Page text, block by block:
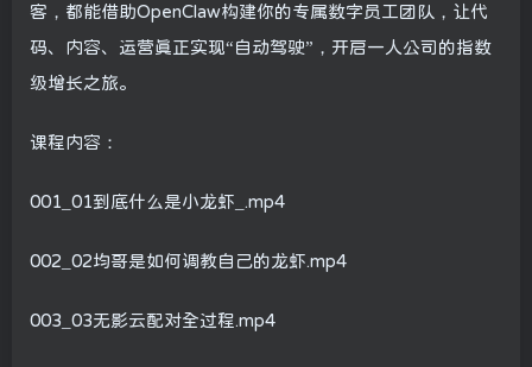
客，都能借助OpenClaw构建你的专属数字员工团队，让代
码、内容、运营真正实现“自动驾驶”，开启一人公司的指数
级增长之旅。
课程内容：
001_01到底什么是小龙虾_.mp4
002_02均哥是如何调教自己的龙虾.mp4
003_03无影云配对全过程.mp4